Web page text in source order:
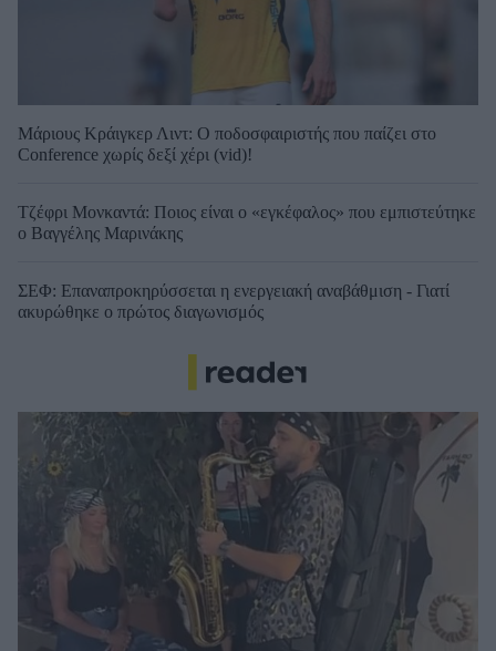
Μάριους Κράιγκερ Λιντ: Ο ποδοσφαιριστής που παίζει στο
Conference χωρίς δεξί χέρι (vid)!
Τζέφρι Μονκαντά: Ποιος είναι ο «εγκέφαλος» που εμπιστεύτηκε
ο Βαγγέλης Μαρινάκης
ΣΕΦ: Επαναπροκηρύσσεται η ενεργειακή αναβάθμιση - Γιατί
ακυρώθηκε ο πρώτος διαγωνισμός